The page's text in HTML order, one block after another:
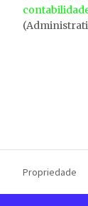
Propriedade